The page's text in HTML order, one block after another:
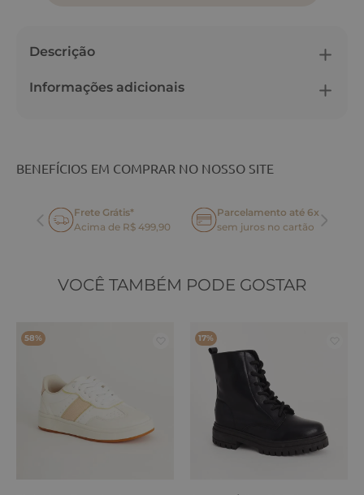
Descrição
Informações adicionais
BENEFÍCIOS EM COMPRAR NO NOSSO SITE
Frete Grátis*
Acima de R$ 499,90
Parcelamento até 6x
sem juros no cartão
VOCÊ TAMBÉM PODE GOSTAR
58% 17%